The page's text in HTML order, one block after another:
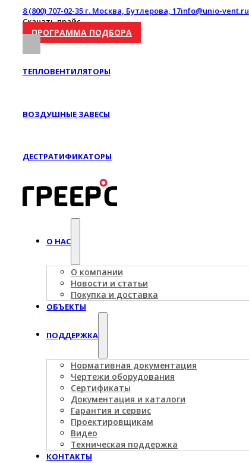
8 (800) 707-02-35г. Москва, Бутлерова, 17info@unio-vent.ru
Скачать прайс
ПРОГРАММА ПОДБОРА
ТЕПЛОВЕНТИЛЯТОРЫ
ВОЗДУШНЫЕ ЗАВЕСЫ
ДЕСТРАТИФИКАТОРЫ
О НАС
О компании
Новости и статьи
Покупка и доставка
ОБЪЕКТЫ
ПОДДЕРЖКА
Нормативная документация
Чертежи оборудования
Сертификаты
Документация и каталоги
Гарантия и сервис
Проектировщикам
Видео
Техническая поддержка
КОНТАКТЫ